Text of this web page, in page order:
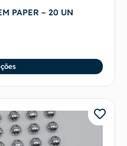
PAPER – 20 UN